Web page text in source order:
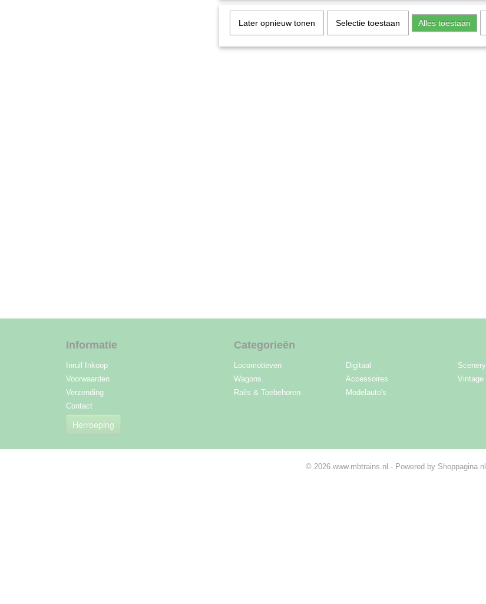
Informatie
Inruil Inkoop
Voorwaarden
Verzending
Contact
Herroeping
Categorieën
Locomotieven
Wagons
Rails & Toebehoren
Digitaal
Accessoires
Modelauto's
Scenery
Vintage
© 2026 www.mbtrains.nl - Powered by Shoppagina.nl
Later opnieuw tonen Selectie toestaan Alles toestaan